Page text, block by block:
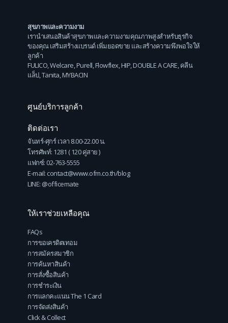
สุขภาพและความงาม
เรานำเสนอสินค้าสุขภาพและความงามคุณภาพสูงสำหรับธุรกิจ
ของคุณ เสริมสร้างแบรนด์ เพิ่มยอดขาย และสร้างความพึงพอใจให้
ลูกค้า
FULICO,Welcare,Purell,Flowflex,HIP,DOUBLE A CARE,คลีน
แล็ป,Tanita,MYBACIN
ศูนย์บริการลูกค้า
ติดต่อเรา
จันทร์-ศุกร์ เวลา 8.00-22.00 น.
โทรศัพท์: 1281 ( 120 คู่สาย )
แฟกซ์: 02-763-5555
E-mail: contact@www.ofm.co.th/blog
LINE: @officemate
ให้เราช่วยเหลือคุณ
FAQs
การขอเครดิตเทอม
การสมัครสมาชิก
การค้นหาสินค้า
การสั่งซื้อสินค้า
การชำระเงิน
การแลกคะแนน The 1 Card
การจัดส่งสินค้า
Click & Collect